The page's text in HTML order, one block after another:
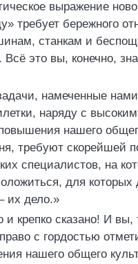
выражение
требует бережного
станкам и
это вы, конечно,
намеченные
наряду с
нашего
требуют скорейшей
специалистов, на
для которых
их дело.»
и крепко сказано! И
с гордостью
нашего общего